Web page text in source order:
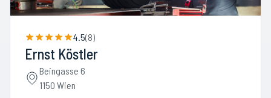
4.5(8)
Ernst Köstler
Beingasse 6
1150 Wien